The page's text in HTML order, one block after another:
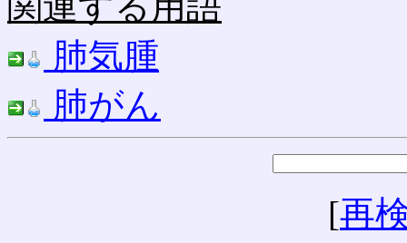
肺気腫
肺がん
[再